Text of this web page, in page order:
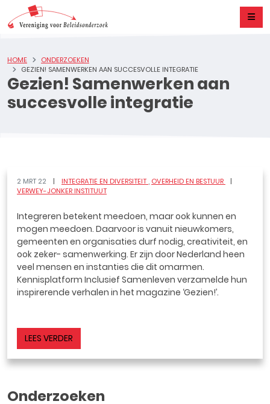
Gezien! Samenwerken aan
succesvolle integratie
HOME
ONDERZOEKEN
GEZIEN! SAMENWERKEN AAN SUCCESVOLLE INTEGRATIE
2 MRT 22 INTEGRATIE EN DIVERSITEIT OVERHEID EN BESTUUR
VERWEY-JONKER INSTITUUT
Integreren betekent meedoen, maar ook kunnen en
mogen meedoen. Daarvoor is vanuit nieuwkomers,
gemeenten en organisaties durf nodig, creativiteit, en
ook zeker- samenwerking. Er zijn door Nederland heen
veel mensen en instanties die dit omarmen.
Kennisplatform Inclusief Samenleven verzamelde hun
inspirerende verhalen in het magazine ‘Gezien!’.
LEES VERDER
Onderzoeken